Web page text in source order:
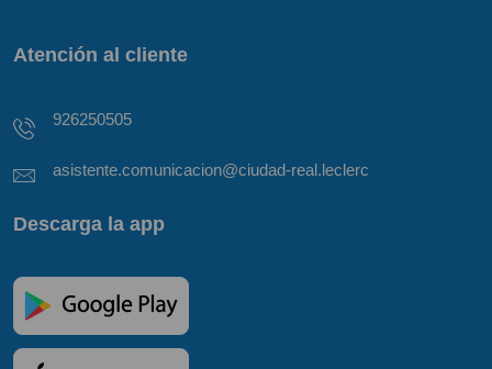
Atención al cliente
926250505
asistente.comunicacion@ciudad-real.leclerc
Descarga la app